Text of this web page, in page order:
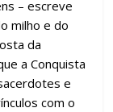
– escreve
milho e do
da
a Conquista
e
com o